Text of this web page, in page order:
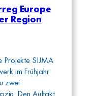
Europe
Region
Projekte SIJMA
im Frühjahr
zwei
Den Auftakt